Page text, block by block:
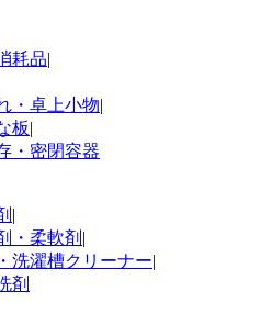
耗品|
・卓上小物|
板|
・密閉容器
|
・柔軟剤 |
洗濯槽クリーナー|
剤